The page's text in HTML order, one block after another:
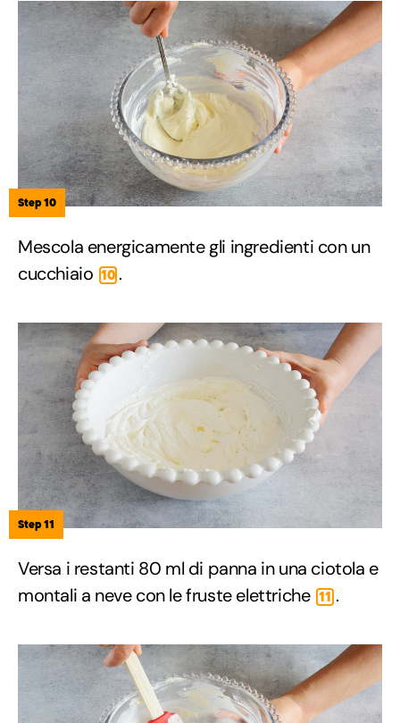
Step 10
Mescola energicamente gli ingredienti con un
cucchiaio 10 .
Step 11
Versa i restanti 80 ml di panna in una ciotola e
montali a neve con le fruste elettriche 11 .